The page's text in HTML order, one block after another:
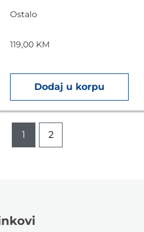
Ostalo
119,00 KM
Dodaj u korpu
1 2